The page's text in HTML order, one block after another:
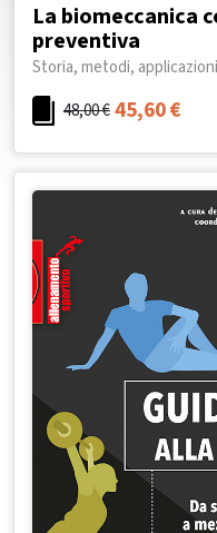
La biomeccanica
preventiva
Storia, metodi, applicazioni
48,00€45,60€